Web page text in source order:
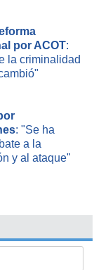
por ACOT:
la criminalidad
: "Se ha
a la
y al ataque"